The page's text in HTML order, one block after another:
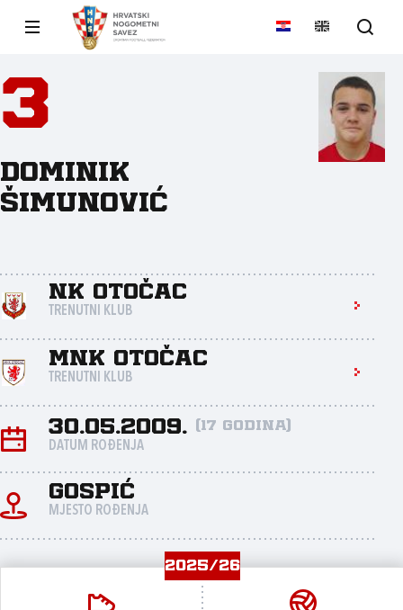
3
Dominik
Šimunović
NK Otočac
TRENUTNI KLUB
MNK Otočac
TRENUTNI KLUB
30.05.2009. (17 godina)
DATUM ROĐENJA
Gospić
MJESTO ROĐENJA
2025/26